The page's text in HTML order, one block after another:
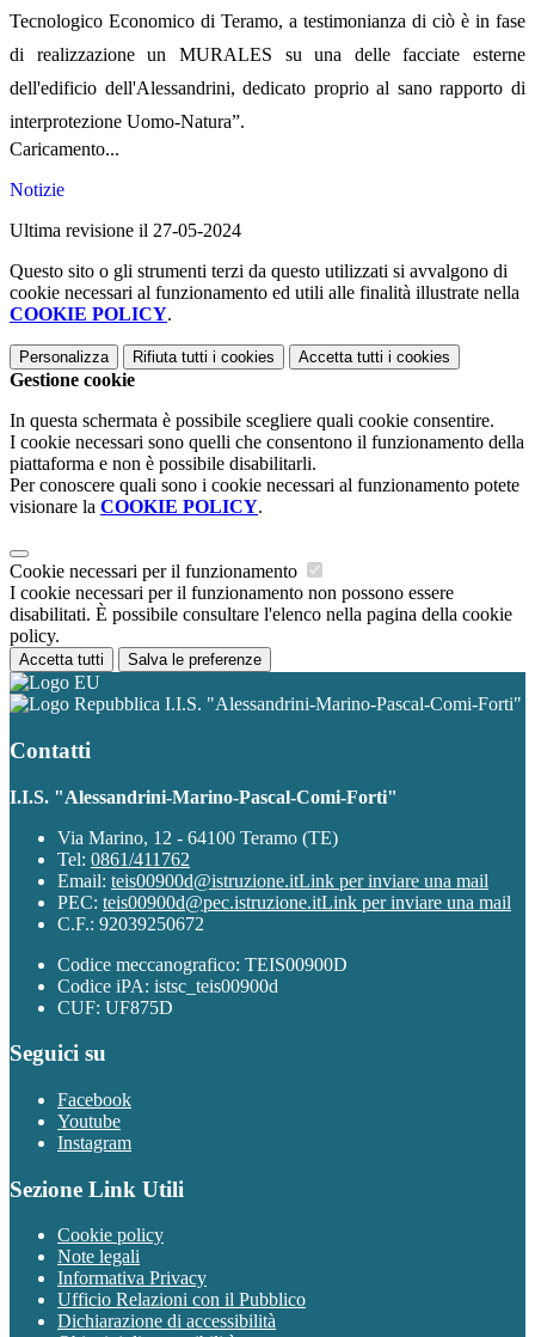
Tecnologico Economico di Teramo, a testimonianza di ciò è in fase
di realizzazione un MURALES su una delle facciate esterne
dell'edificio dell'Alessandrini, dedicato proprio al sano rapporto di
interprotezione Uomo-Natura”.
Caricamento...
Notizie
Ultima revisione il 27-05-2024
Questo sito o gli strumenti terzi da questo utilizzati si avvalgono di
cookie necessari al funzionamento ed utili alle finalità illustrate nella
COOKIE POLICY.
Personalizza Rifiuta tutti i cookies Accetta tutti i cookies
Gestione cookie
In questa schermata è possibile scegliere quali cookie consentire.
I cookie necessari sono quelli che consentono il funzionamento della
piattaforma e non è possibile disabilitarli.
Per conoscere quali sono i cookie necessari al funzionamento potete
visionare la COOKIE POLICY.
Cookie necessari per il funzionamento
I cookie necessari per il funzionamento non possono essere
disabilitati. È possibile consultare l'elenco nella pagina della cookie
policy.
Accetta tutti Salva le preferenze
I.I.S. "Alessandrini-Marino-Pascal-Comi-Forti"
Contatti
I.I.S. "Alessandrini-Marino-Pascal-Comi-Forti"
Via Marino, 12 - 64100 Teramo (TE)
Tel: 0861/411762
Email: teis00900d@istruzione.itLink per inviare una mail
PEC: teis00900d@pec.istruzione.itLink per inviare una mail
C.F.: 92039250672
Codice meccanografico: TEIS00900D
Codice iPA: istsc_teis00900d
CUF: UF875D
Seguici su
Facebook
Youtube
Instagram
Sezione Link Utili
Cookie policy
Note legali
Informativa Privacy
Ufficio Relazioni con il Pubblico
Dichiarazione di accessibilità